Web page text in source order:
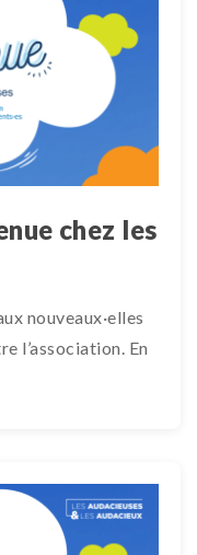
chez les
nouveaux·elles
l’association. En